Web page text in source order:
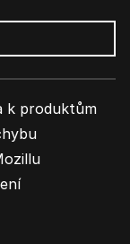
k produktům